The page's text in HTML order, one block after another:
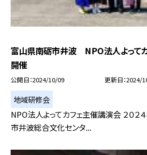
富山県南砺市井波 NPO法人よって
開催
公開日 2024/10/09 更新日 2024/
地域研修会
NPO法人よってカフェ主催講演会 ２０２
市井波総合文化センタ...